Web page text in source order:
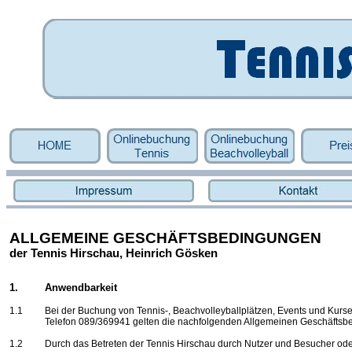
ALLGEMEINE GESCHÄFTSBEDINGUNGEN
der Tennis Hirschau, Heinrich Gösken
1. Anwendbarkeit
1.1
Bei der Buchung von Tennis-, Beachvolleyballplätzen, Events und
Telefon 089/369941gelten die nachfolgenden Allgemeinen
1.2
Durch das Betreten der Tennis Hirschau durch Nutzer und Besucher